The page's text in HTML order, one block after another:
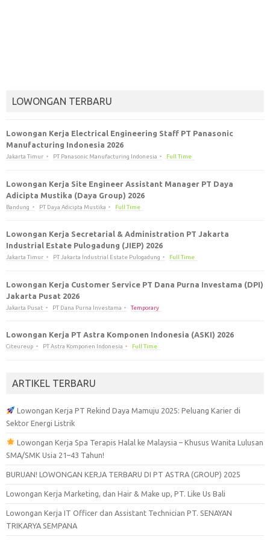
LOWONGAN TERBARU
Lowongan Kerja Electrical Engineering Staff PT Panasonic
Manufacturing Indonesia 2026
Jakarta Timur PT Panasonic Manufacturing Indonesia Full Time
Lowongan Kerja Site Engineer Assistant Manager PT Daya
Adicipta Mustika (Daya Group) 2026
Bandung PT Daya Adicipta Mustika Full Time
Lowongan Kerja Secretarial & Administration PT Jakarta
Industrial Estate Pulogadung (JIEP) 2026
Jakarta Timur PT Jakarta Industrial Estate Pulogadung Full Time
Lowongan Kerja Customer Service PT Dana Purna Investama (DPI)
Jakarta Pusat 2026
Jakarta Pusat PT Dana Purna Investama Temporary
Lowongan Kerja PT Astra Komponen Indonesia (ASKI) 2026
Citeureup PT Astra Komponen Indonesia Full Time
ARTIKEL TERBARU
Lowongan Kerja PT Rekind Daya Mamuju 2025: Peluang Karier di
Sektor Energi Listrik
Lowongan Kerja Spa Terapis Halal ke Malaysia – Khusus Wanita Lulusan
SMA/SMK Usia 21–43 Tahun!
BURUAN! LOWONGAN KERJA TERBARU DI PT ASTRA (GROUP) 2025
Lowongan Kerja Marketing, dan Hair & Make up, PT. Like Us Bali
Lowongan Kerja IT Officer dan Assistant Technician PT. SENAYAN
TRIKARYA SEMPANA